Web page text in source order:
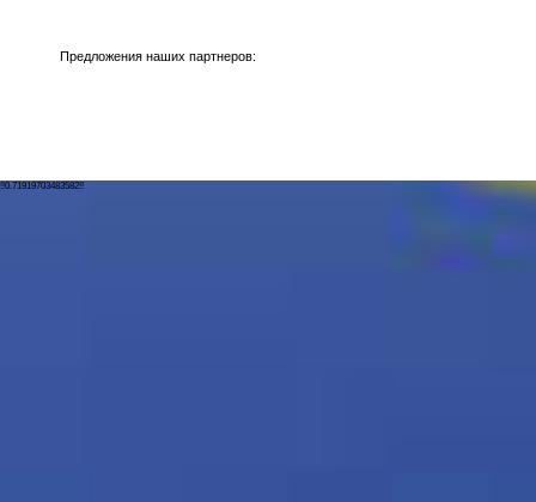
Предложения наших партнеров:
!!0.71919703483582!!